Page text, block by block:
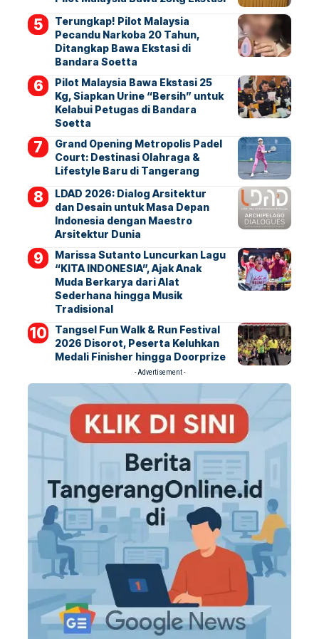
Terungkap! Pilot Malaysia
Pecandu Narkoba 20 Tahun,
Ditangkap Bawa Ekstasi di
Bandara Soetta
Pilot Malaysia Bawa Ekstasi 25
Kg, Siapkan Urine “Bersih” untuk
Kelabui Petugas di Bandara
Soetta
Grand Opening Metropolis Padel
Court: Destinasi Olahraga &
Lifestyle Baru di Tangerang
LDAD 2026: Dialog Arsitektur
dan Desain untuk Masa Depan
Indonesia dengan Maestro
Arsitektur Dunia
Marissa Sutanto Luncurkan Lagu
“KITA INDONESIA”, Ajak Anak
Muda Berkarya dari Alat
Sederhana hingga Musik
Tradisional
Tangsel Fun Walk & Run Festival
2026 Disorot, Peserta Keluhkan
Medali Finisher hingga Doorprize
- Advertisement -